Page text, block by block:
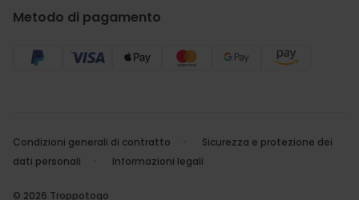
Metodo di pagamento
Condizioni generali di contratto
Sicurezza e protezione dei
dati personali
Informazioni legali
© 2026 Troppotogo